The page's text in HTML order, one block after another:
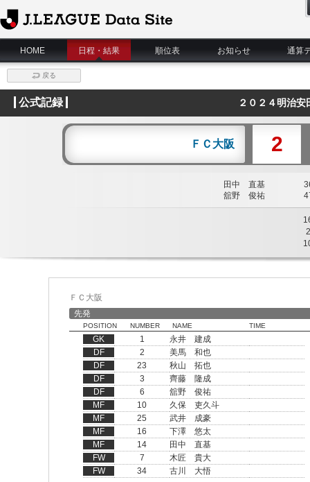
J.League Data Site
HOME
日程・結果 順位表 お知らせ 通算
戻る
公式記録 ２０２４明治
ＦＣ大阪 2
田中 直基
舘野 俊祐
2
ＦＣ大阪
先発
POSITION NUMBER NAME TIME
GK 1
永井 建成
DF
2
美馬 和也
DF
23
秋山 拓也
DF
3
齊藤 隆成
DF
6
舘野 俊祐
MF
10
久保 吏久斗
MF
25
武井 成豪
MF
16
下澤 悠太
MF
14
田中 直基
FW
7
木匠 貴大
FW
34
古川 大悟